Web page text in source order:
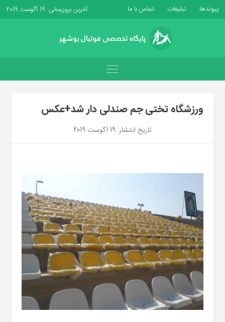
پیوندها تبلیغات تماس با ما آخرین بروزرسانی: 19 آگوست 2019
ورزشگاه تختی جم صندلی دار شد+عکس
تاریخ انتشار: 19 آگوست 2019